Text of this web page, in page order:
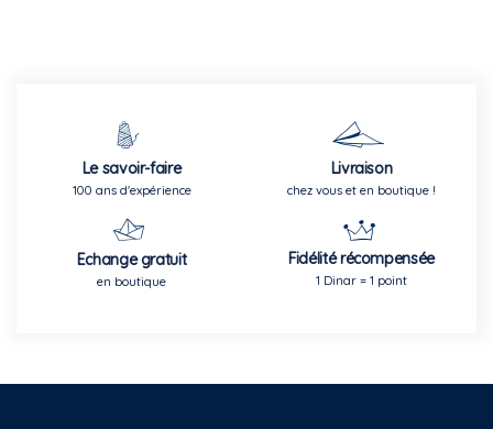
Le savoir-faire
100 ans d'expérience
Livraison
chez vous et en boutique !
Echange gratuit
en boutique
Fidélité récompensée
1 Dinar = 1 point